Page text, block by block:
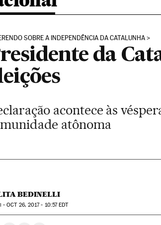
SOBRE A INDEPENDÊNCIA DA CATALUNHA
da
acontece às
atônoma
BEDINELLI
-OCT26, 2017 - 10:57EDT